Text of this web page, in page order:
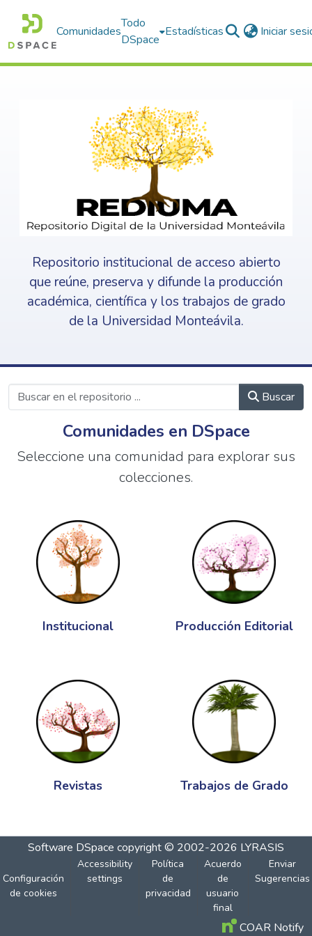
Comunidades
Todo
DSpace
Estadísticas Iniciar
Repositorio institucional de acceso abierto
que reúne, preserva y difunde la producción
académica, científica y los trabajos de grado
de la Universidad Monteávila.
Buscar
Comunidades en DSpace
Seleccione una comunidad para explorar sus
colecciones.
Institucional Producción Editorial
Revistas Trabajos de Grado
Software DSpace copyright © 2002-2026 LYRASIS
Configuración
de cookies
Accessibility
settings
Política
de
privacidad
Acuerdo
de
usuario
final
Enviar
Sugerencias
COAR Notify